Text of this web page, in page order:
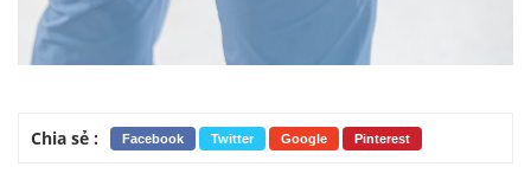
Chia sẻ : Facebook Twitter Google Pinterest